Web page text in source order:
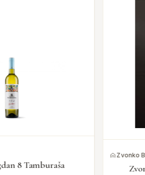
8 Tamburaša
Zvonko